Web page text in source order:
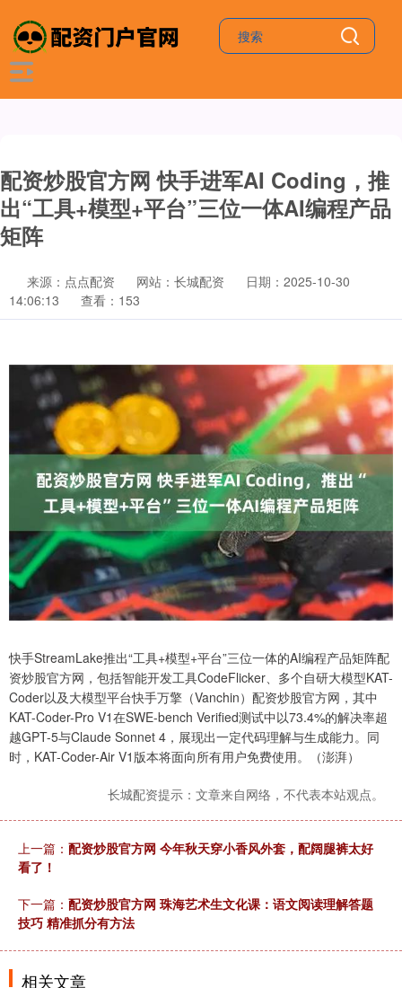
配资炒股官方网 快手进军AI Coding，推
出“工具+模型+平台”三位一体AI编程产品
矩阵
来源：点点配资 网站：长城配资
日期：2025-10-30
14:06:13
查看：153
快手StreamLake推出“工具+模型+平台”三位一体的AI编程产品矩阵配
资炒股官方网，包括智能开发工具CodeFlicker、多个自研大模型KAT-
Coder以及大模型平台快手万擎（Vanchin）配资炒股官方网，其中
KAT-Coder-Pro V1在SWE-bench Verified测试中以73.4%的解决率超
越GPT-5与Claude Sonnet 4，展现出一定代码理解与生成能力。同
时，KAT-Coder-Air V1版本将面向所有用户免费使用。（澎湃）
长城配资提示：文章来自网络，不代表本站观点。
上一篇： 配资炒股官方网 今年秋天穿小香风外套，配阔腿裤太好
看了！
下一篇： 配资炒股官方网 珠海艺术生文化课：语文阅读理解答题
技巧 精准抓分有方法
相关文章